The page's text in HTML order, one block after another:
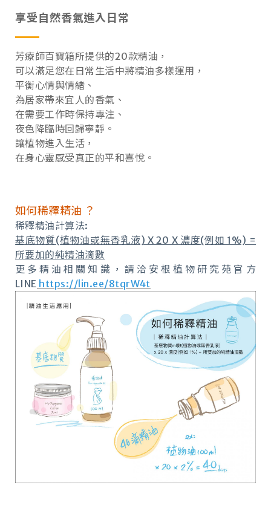
享受自然香氣進入日常
芳療師百寶箱所提供的20款精油，
可以滿足您在日常生活中將精油多樣運用，
平衡心情與情緒、
為居家帶來宜人的香氣、
在需要工作時保持專注、
夜色降臨時回歸寧靜。
讓植物進入生活，
在身心靈感受真正的平和喜悅。
如何稀釋精油 ？
稀釋精油計算法:
基底物質(植物油或無香乳液) X 20 X 濃度(例如 1%) =
所要加的純精油滴數
更多精油相關知識，請洽安根植物研究苑官方
LINE https://lin.ee/8tqrW4t